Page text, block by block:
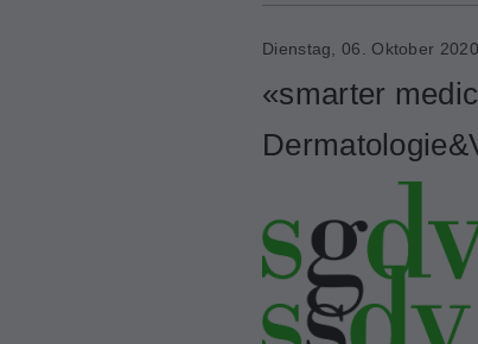
Dienstag, 06. Oktober 2020
«smarter